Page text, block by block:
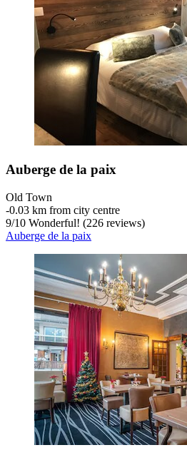
Auberge de la paix
Old Town
‐0.03 km from city centre
9/10 Wonderful! (226 reviews)
Auberge de la paix